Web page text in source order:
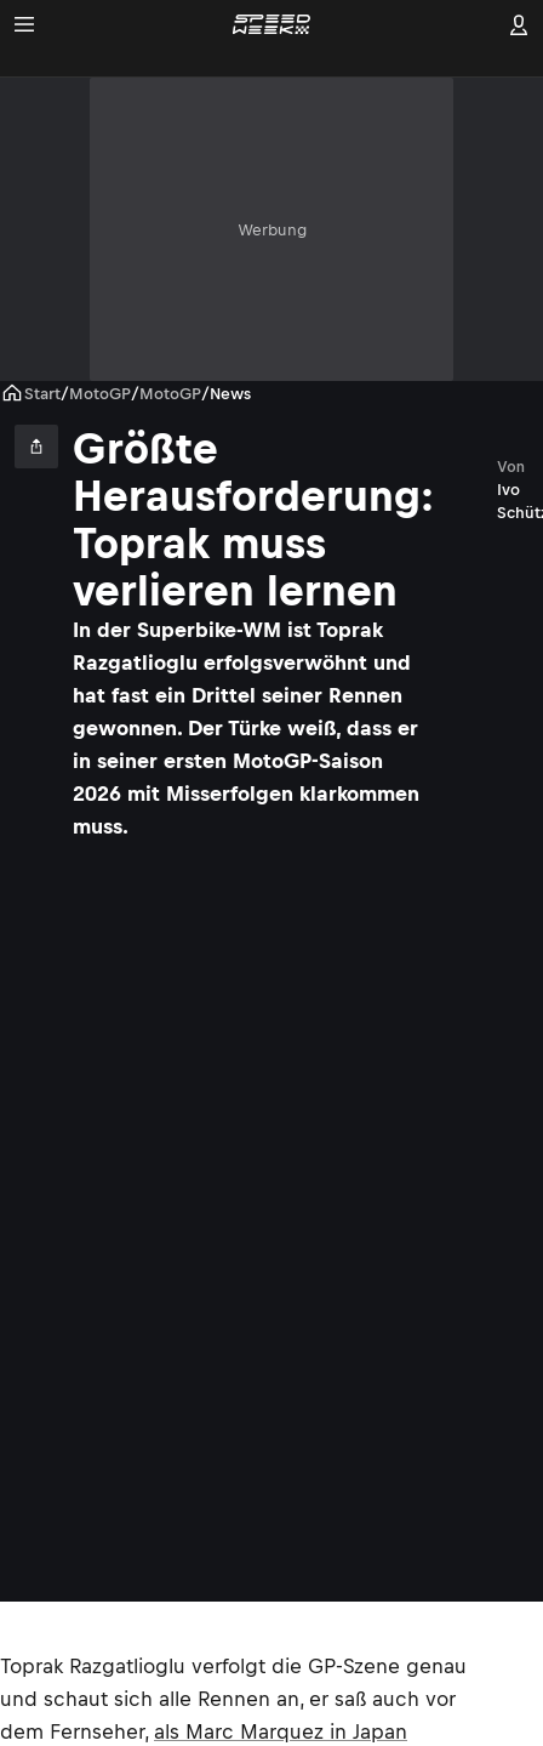
Werbung
Start/MotoGP/MotoGP/News
Größte
Herausforderung:
Toprak muss
verlieren lernen
In der Superbike-WM ist Toprak
Razgatlioglu erfolgsverwöhnt und
hat fast ein Drittel seiner Rennen
gewonnen. Der Türke weiß, dass er
in seiner ersten MotoGP-Saison
2026 mit Misserfolgen klarkommen
muss.
Ivo
Von
Toprak Razgatlioglu verfolgt die GP-Szene genau
und schaut sich alle Rennen an, er saß auch vor
dem Fernseher, als Marc Marquez in Japan